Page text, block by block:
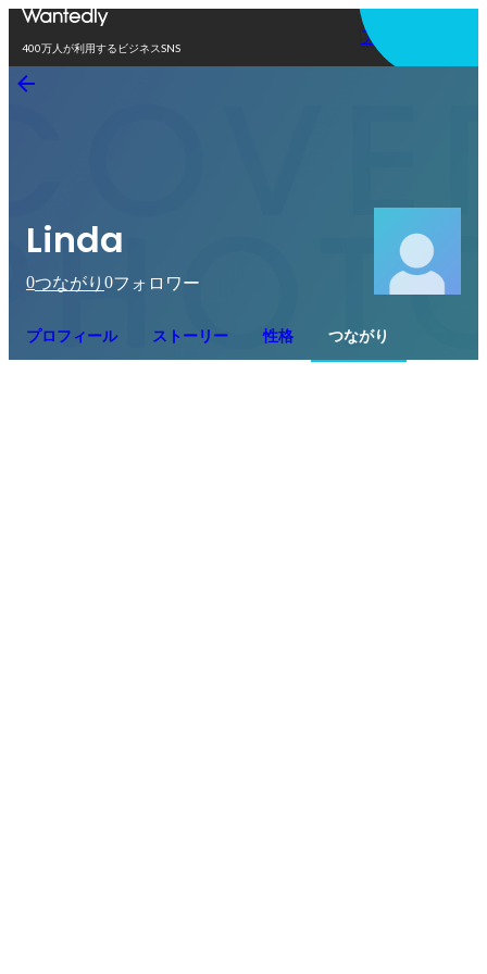
400万人が利用するビジネスSNS
アプリを使う
Linda
0つながり 0フォロワー
プロフィール ストーリー 性格 つながり